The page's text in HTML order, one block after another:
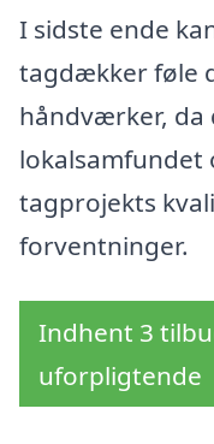
I sidste ende
tagdækker føle
håndværker, da
lokalsamfundet
tagprojekts
forventninger.
Indhent 3
uforpligtende